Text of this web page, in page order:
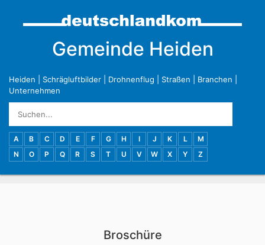
Gemeinde Heiden
Heiden Schrägluftbilder Drohnenflug Straßen Branchen
Unternehmen
A B C D E F G H I J K L
M
N
O P Q R S T U V W X Y Z
Broschüre